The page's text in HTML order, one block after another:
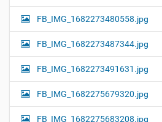
FB_IMG_1682273480558.jpg
FB_IMG_1682273487344.jpg
FB_IMG_1682273491631.jpg
FB_IMG_1682275679320.jpg
FB_IMG_1682275683208.jpg